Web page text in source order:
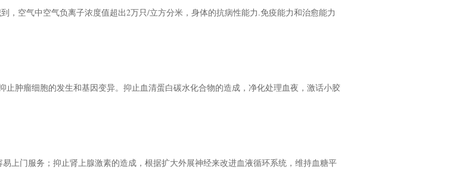
，空气中空气负离子浓度值超出2万只/立方分米，身体的抗病性能力.免疫能力和治愈能力
肿瘤细胞的发生和基因变异。抑止血清蛋白碳水化合物的造成，净化处理血夜，激话小胶
上门服务；抑止肾上腺激素的造成，根据扩大外展神经来改进血液循环系统，维持血糖平